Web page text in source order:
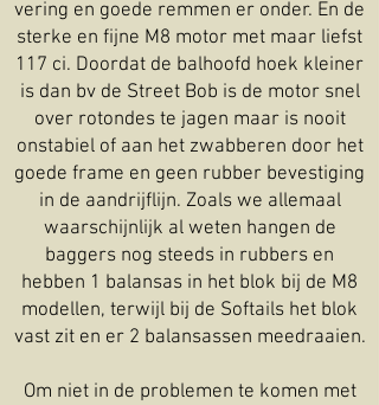
vering en goede remmen er onder. En de
sterke en fijne M8 motor met maar liefst
117 ci. Doordat de balhoofd hoek kleiner
is dan bv de Street Bob is de motor snel
over rotondes te jagen maar is nooit
onstabiel of aan het zwabberen door het
goede frame en geen rubber bevestiging
in de aandrijflijn. Zoals we allemaal
waarschijnlijk al weten hangen de
baggers nog steeds in rubbers en
hebben 1 balansas in het blok bij de M8
modellen, terwijl bij de Softails het blok
vast zit en er 2 balansassen meedraaien.
Om niet in de problemen te komen met